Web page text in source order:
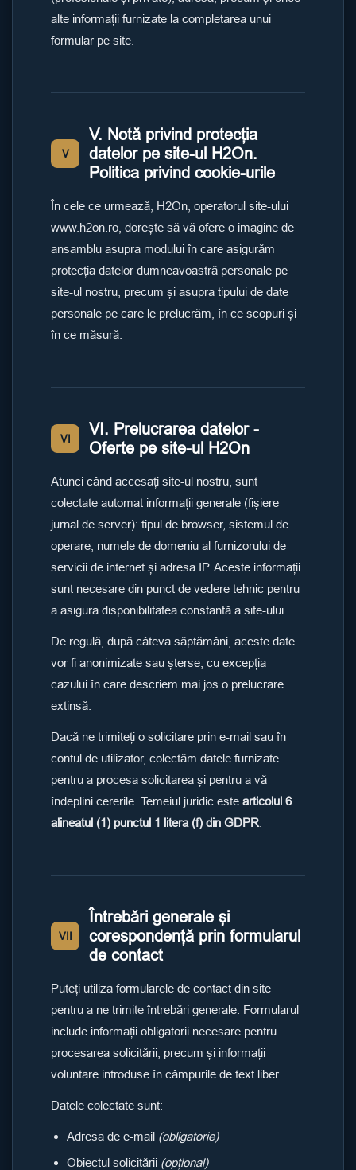
alte informații furnizate la completarea unui
formular pe site.
V
V. Notă privind protecția
datelor pe site-ul H2On.
Politica privind cookie-urile
În cele ce urmează, H2On, operatorul site-ului
www.h2on.ro, dorește să vă ofere o imagine de
ansamblu asupra modului în care asigurăm
protecția datelor dumneavoastră personale pe
site-ul nostru, precum și asupra tipului de date
personale pe care le prelucrăm, în ce scopuri și
în ce măsură.
VI
VI. Prelucrarea datelor -
Oferte pe site-ul H2On
Atunci când accesați site-ul nostru, sunt
colectate automat informații generale (fișiere
jurnal de server): tipul de browser, sistemul de
operare, numele de domeniu al furnizorului de
servicii de internet și adresa IP. Aceste informații
sunt necesare din punct de vedere tehnic pentru
a asigura disponibilitatea constantă a site-ului.
De regulă, după câteva săptămâni, aceste date
vor fi anonimizate sau șterse, cu excepția
cazului în care descriem mai jos o prelucrare
extinsă.
Dacă ne trimiteți o solicitare prin e-mail sau în
contul de utilizator, colectăm datele furnizate
pentru a procesa solicitarea și pentru a vă
îndeplini cererile. Temeiul juridic este articolul 6
alineatul (1) punctul 1 litera (f) din GDPR
VII
Întrebări generale și
corespondență prin formularul
de contact
Puteți utiliza formularele de contact din site
pentru a ne trimite întrebări generale. Formularul
include informații obligatorii necesare pentru
procesarea solicitării, precum și informații
voluntare introduse în câmpurile de text liber.
Datele colectate sunt:
Adresa de e-mail (obligatorie)
Obiectul solicitării (opțional)